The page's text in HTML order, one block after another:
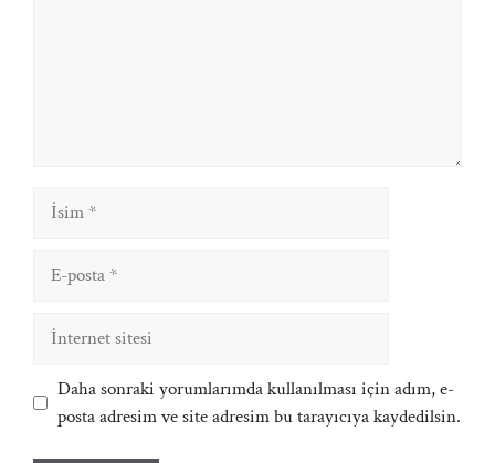
İsim
posta
İnternet
sitesi
Daha sonraki yorumlarımda kullanılması için adım, e-
posta adresim ve site adresim bu tarayıcıya kaydedilsin.